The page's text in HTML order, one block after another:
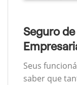
Seguro
Seus
saber que